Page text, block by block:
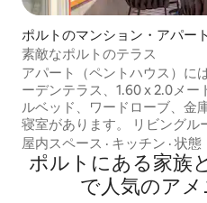
ポルトのマンション・アパート
素敵なポルトのテラス
アパート（ペントハウス）に
ーデンテラス、1.60 x 2.0メー
ルベッド、ワードローブ、金
寝室があります。 リビングル
ファ、4Kテレビ、ケーブルチ
Netflix、Rotel Bluetoothサウ
ム、無料ドリンク付きミニバ
す。 キッチンには、電子レン
屋内スペース · キッチン · 状態
ポルトにある家族
で人気のア